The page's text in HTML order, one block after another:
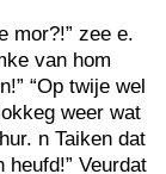
mor?!” zee e.
van hom
“Op twije wel
weer wat
n Taiken dat
Veurdat